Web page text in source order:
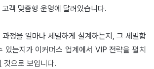
객 맞춤형 운영에 달려있습니다.
정을 얼마나 세밀하게 설계하는지, 그 세밀함
있는지가 이커머스 업계에서 VIP 전략을 펼치
것으로 보입니다.